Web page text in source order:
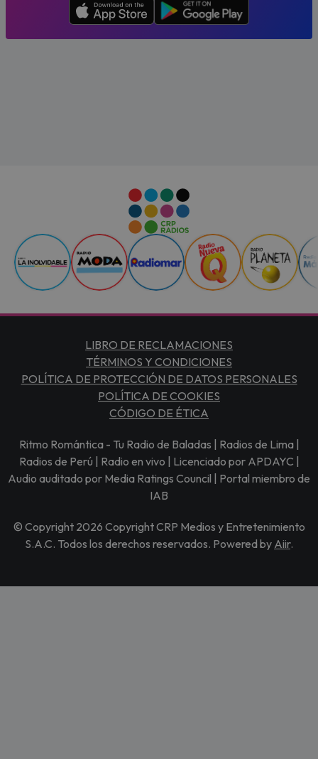
LIBRO DE RECLAMACIONES
TÉRMINOS Y CONDICIONES
POLÍTICA DE PROTECCIÓN DE DATOS PERSONALES
POLÍTICA DE COOKIES
CÓDIGO DE ÉTICA
Ritmo Romántica - Tu Radio de Baladas | Radios de Lima |
Radios de Perú | Radio en vivo | Licenciado por APDAYC |
Audio auditado por Media Ratings Council | Portal miembro de
IAB
© Copyright 2026 Copyright CRP Medios y Entretenimiento
S.A.C. Todos los derechos reservados. Powered by Aiir.